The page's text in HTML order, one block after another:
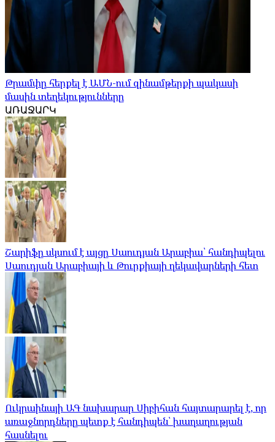
Թրամփը հերքել է ԱՄՆ-ում զինամթերքի պակասի
մասին տեղեկությունները
ԱՌԱՋԱՐԿ
Շարիֆը սկսում է այցը Սաուդյան Արաբիա՝ հանդիպելու
Սաուդյան Արաբիայի և Թուրքիայի ղեկավարների հետ
Ուկրաինայի ԱԳ նախարար Սիբիհան հայտարարել է, որ
առաջնորդները պետք է հանդիպեն՝ խաղաղության
հասնելու